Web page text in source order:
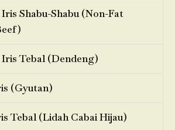
Shabu-Shabu (Non-Fat
Tebal (Dendeng)
(Gyutan)
Tebal (Lidah Cabai Hijau)